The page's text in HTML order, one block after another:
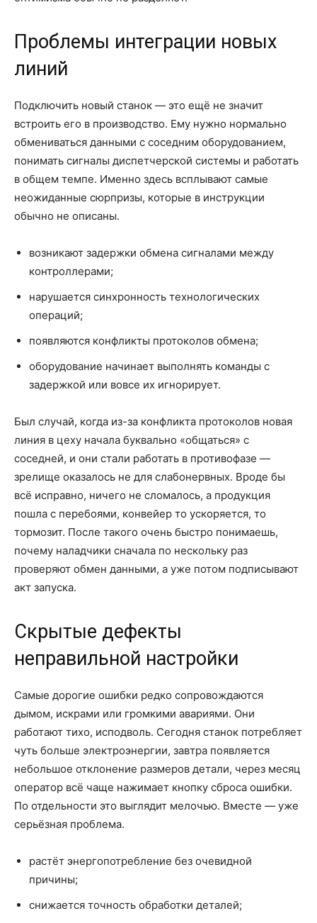
Проблемы интеграции новых
линий
Подключить новый станок — это ещё не значит
встроить его в производство. Ему нужно нормально
обмениваться данными с соседним оборудованием,
понимать сигналы диспетчерской системы и работать
в общем темпе. Именно здесь всплывают самые
неожиданные сюрпризы, которые в инструкции
обычно не описаны.
возникают задержки обмена сигналами между
контроллерами;
нарушается синхронность технологических
операций;
появляются конфликты протоколов обмена;
оборудование начинает выполнять команды с
задержкой или вовсе их игнорирует.
Был случай, когда из-за конфликта протоколов новая
линия в цеху начала буквально «общаться» с
соседней, и они стали работать в противофазе —
зрелище оказалось не для слабонервных. Вроде бы
всё исправно, ничего не сломалось, а продукция
пошла с перебоями, конвейер то ускоряется, то
тормозит. После такого очень быстро понимаешь,
почему наладчики сначала по нескольку раз
проверяют обмен данными, а уже потом подписывают
акт запуска.
Скрытые дефекты
неправильной настройки
Самые дорогие ошибки редко сопровождаются
дымом, искрами или громкими авариями. Они
работают тихо, исподволь. Сегодня станок потребляет
чуть больше электроэнергии, завтра появляется
небольшое отклонение размеров детали, через месяц
оператор всё чаще нажимает кнопку сброса ошибки.
По отдельности это выглядит мелочью. Вместе — уже
серьёзная проблема.
растёт энергопотребление без очевидной
причины;
снижается точность обработки деталей;